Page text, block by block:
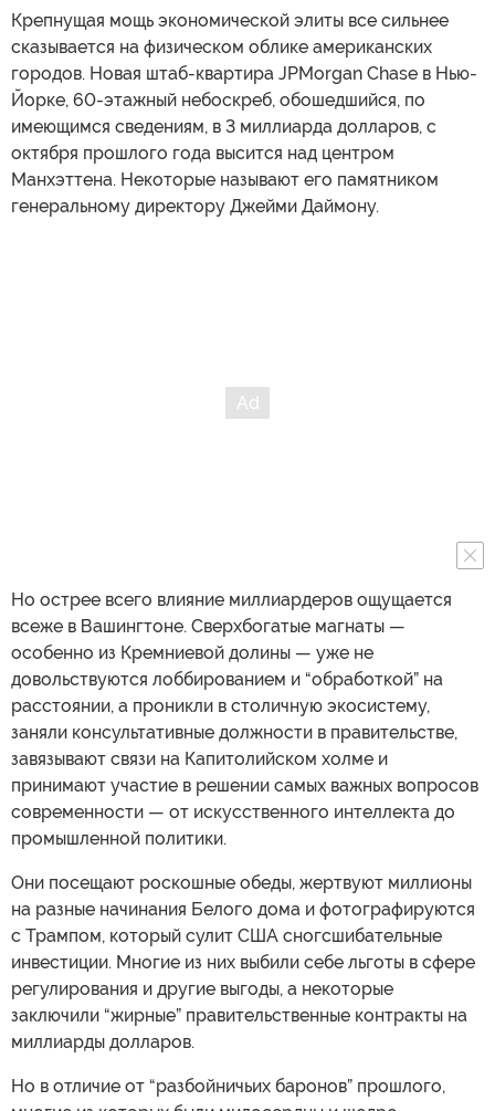
Крепнущая мощь экономической элиты все сильнее
сказывается на физическом облике американских
городов. Новая штаб-квартира JPMorgan Chase в Нью-
Йорке, 60-этажный небоскреб, обошедшийся, по
имеющимся сведениям, в 3 миллиарда долларов, с
октября прошлого года высится над центром
Манхэттена. Некоторые называют его памятником
генеральному директору Джейми Даймону.
Но острее всего влияние миллиардеров ощущается
всеже в Вашингтоне. Сверхбогатые магнаты —
особенно из Кремниевой долины — уже не
довольствуются лоббированием и “обработкой” на
расстоянии, а проникли в столичную экосистему,
заняли консультативные должности в правительстве,
завязывают связи на Капитолийском холме и
принимают участие в решении самых важных вопросов
современности — от искусственного интеллекта до
промышленной политики.
Они посещают роскошные обеды, жертвуют миллионы
на разные начинания Белого дома и фотографируются
с Трампом, который сулит США сногсшибательные
инвестиции. Многие из них выбили себе льготы в сфере
регулирования и другие выгоды, а некоторые
заключили “жирные” правительственные контракты на
миллиарды долларов.
Но в отличие от “разбойничьих баронов” прошлого,